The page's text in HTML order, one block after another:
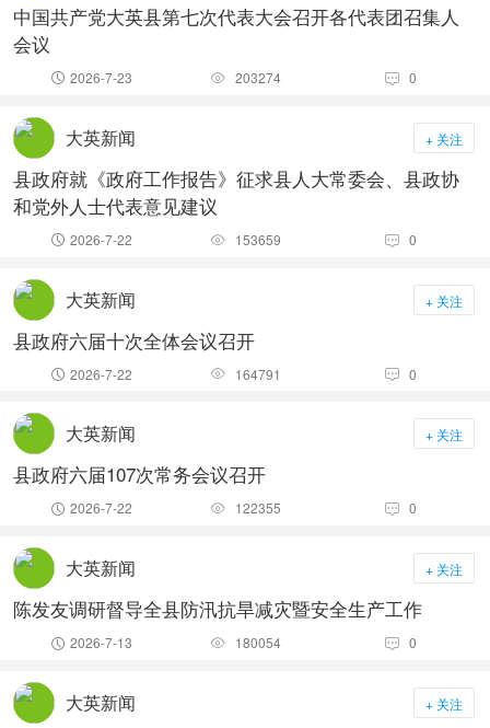
中国共产党大英县第七次代表大会召开各代表团召集人
会议
 2026-7-23  203274  0
大英新闻 + 关注
县政府就《政府工作报告》征求县人大常委会、县政协
和党外人士代表意见建议
 2026-7-22  153659  0
大英新闻 + 关注
县政府六届十次全体会议召开
 2026-7-22  164791  0
大英新闻 + 关注
县政府六届107次常务会议召开
 2026-7-22  122355  0
大英新闻 + 关注
陈发友调研督导全县防汛抗旱减灾暨安全生产工作
 2026-7-13  180054  0
大英新闻 + 关注